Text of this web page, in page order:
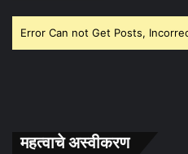
Error Can not Get Posts,
महत्वाचे अस्वीकरण